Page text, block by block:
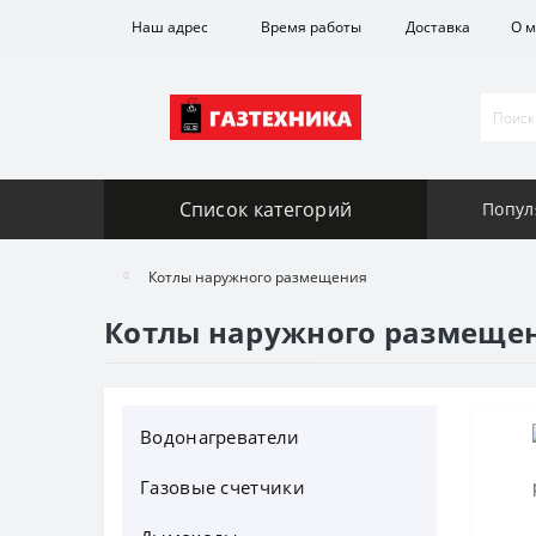
Наш адрес Время работы Доставка О
Список категорий
Котлы наружного размещения
Котлы наружного
Водонагреватели
Газовые колонки
Газовые счетчики